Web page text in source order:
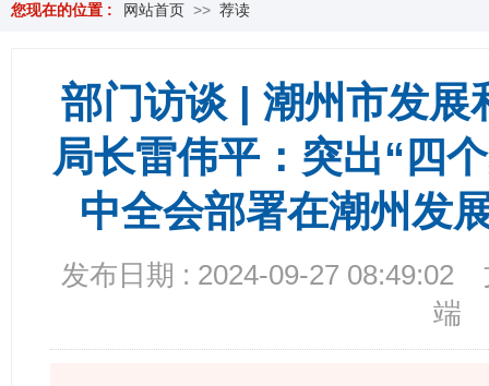
您现在的位置 : 网站首页 >> 荐读
部门访谈 | 潮州市发展
局长雷伟平：突出“四
中全会部署在潮州发
发布日期 : 2024-09-27 08:49:02
端